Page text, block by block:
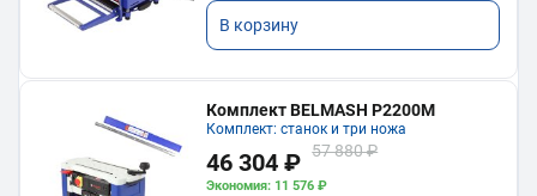
В корзину
Комплект BELMASH P2200M
Комплект: станок и три ножа
46 304 ₽ 57 880 ₽
Экономия: 11 576 ₽